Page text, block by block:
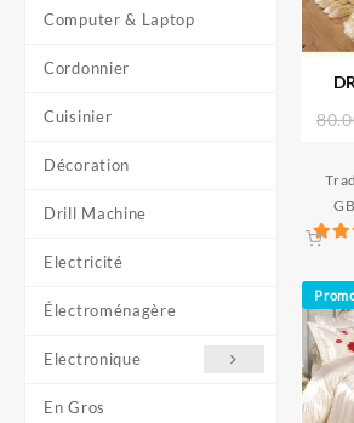
Computer & Laptop
Cordonnier
Cuisinier
Décoration
Drill Machine
Electricité
Électroménagère
Electronique
En Gros
sur